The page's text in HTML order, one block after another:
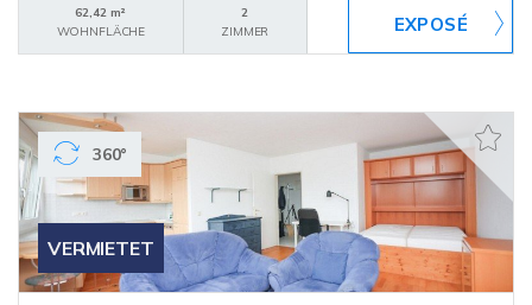
62,42 m²
WOHNFLÄCHE
2
ZIMMER
VERMIETET
360°